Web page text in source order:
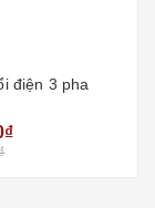
điện 3 pha